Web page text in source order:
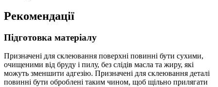
Рекомендації
Підготовка матеріалу
Призначені для склеювання поверхні повинні бути сухими,
очищеними від бруду і пилу, без слідів масла та жиру, які
можуть зменшити адгезію. Призначені для склеювання деталі
повинні бути оброблені таким чином, щоб щільно прилягати